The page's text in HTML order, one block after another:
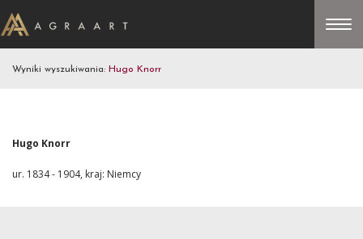
Wyniki wyszukiwania: Hugo Knorr
Hugo Knorr
ur. 1834 - 1904, kraj: Niemcy